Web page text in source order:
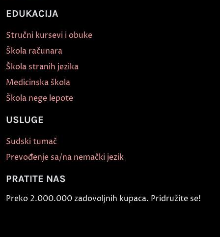
EDUKACIJA
Stručni kursevi i obuke
Škola računara
Škola stranih jezika
Medicinska škola
Škola nege lepote
USLUGE
Sudski tumač
Prevođenje sa/na nemački jezik
PRATITE NAS
Preko 2.000.000 zadovoljnih kupaca. Pridružite se!